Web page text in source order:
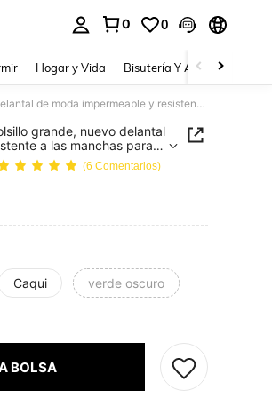
0 0
Hogar y Vida Bisutería Y Accesorios
1 pieza Delantal largo con bolsillo grande, nuevo delantal de moda impermeable y resistente a las manchas para uso doméstico, de catering y laboral
grande, nuevo delantal
a las manchas para
(6 Comentarios)
Caqui verde oscuro
BOLSA